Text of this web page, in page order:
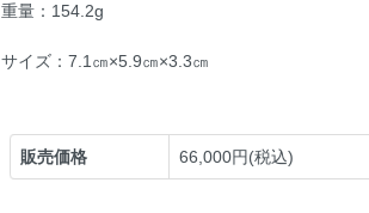
重量：154.2g
サイズ：7.1㎝×5.9㎝×3.3㎝
販売価格 66,000円(税込)